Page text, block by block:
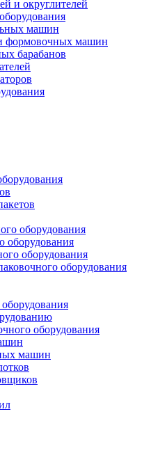
и округлителей
машин
формовочных машин
барабанов
оборудования
оборудования
оборудования
оборудования
оборудования
машин